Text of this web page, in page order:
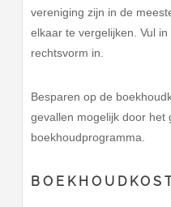
vereniging zijn in de
elkaar te vergelijken. Vul
rechtsvorm in.
Besparen op de
gevallen mogelijk door het
boekhoudprogramma.